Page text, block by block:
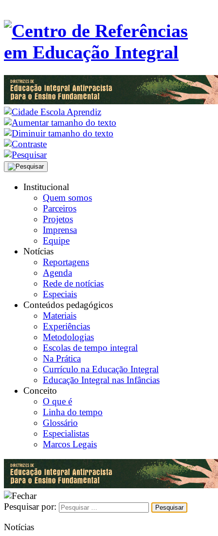
Institucional
Quem somos
Parceiros
Projetos
Imprensa
Equipe
Notícias
Reportagens
Agenda
Rede de notícias
Especiais
Conteúdos pedagógicos
Materiais
Experiências
Metodologias
Escolas de tempo integral
Na Prática
Currículo na Educação Integral
Educação Integral nas Infâncias
Conceito
O que é
Linha do tempo
Glossário
Especialistas
Marcos Legais
Pesquisar por:
Notícias